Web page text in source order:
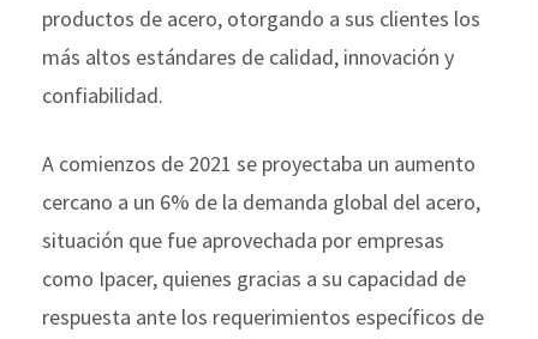
productos de acero, otorgando a sus clientes los
más altos estándares de calidad, innovación y
confiabilidad.
A comienzos de 2021 se proyectaba un aumento
cercano a un 6% de la demanda global del acero,
situación que fue aprovechada por empresas
como Ipacer, quienes gracias a su capacidad de
respuesta ante los requerimientos específicos de